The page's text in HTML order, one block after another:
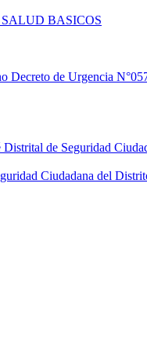
BASICOS
Decreto de Urgencia
de Seguridad
Ciudadana del